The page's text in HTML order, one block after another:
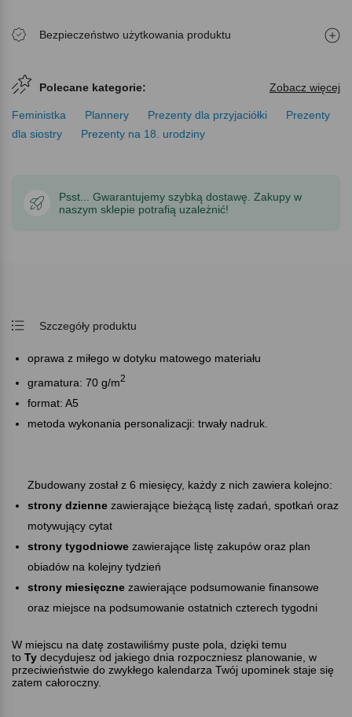
Bezpieczeństwo użytkowania produktu
Polecane kategorie: Zobacz więcej
Feministka Plannery Prezenty dla przyjaciółki
Prezenty
dla siostry
Prezenty na 18. urodziny
Psst... Gwarantujemy szybką dostawę. Zakupy w
naszym sklepie potrafią uzależnić!
Szczegóły produktu
oprawa z miłego w dotyku matowego materiału
gramatura: 70 g/m2
format: A5
metoda wykonania personalizacji: trwały nadruk.
Zbudowany został z 6 miesięcy, każdy z nich zawiera kolejno:
strony dzienne zawierające bieżącą listę zadań, spotkań oraz
motywujący cytat
strony tygodniowe zawierające listę zakupów oraz plan
obiadów na kolejny tydzień
strony miesięczne zawierające podsumowanie finansowe
oraz miejsce na podsumowanie ostatnich czterech tygodni
W miejscu na datę zostawiliśmy puste pola, dzięki temu
to Ty decydujesz od jakiego dnia rozpoczniesz planowanie, w
przeciwieństwie do zwykłego kalendarza Twój upominek staje się
zatem całoroczny.